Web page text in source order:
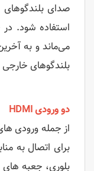
صدای
استفاده شود.
می‌ماند و به
بلندگوهای
دو ورودی HDMI
برای اتصال به
بلوری، جعبه های